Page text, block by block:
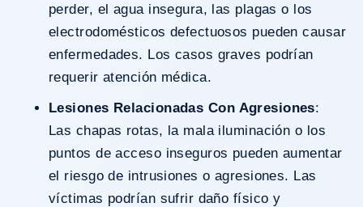
perder, el agua insegura, las plagas o los
electrodomésticos defectuosos pueden causar
enfermedades. Los casos graves podrían
requerir atención médica.
Lesiones Relacionadas Con Agresiones:
Las chapas rotas, la mala iluminación o los
puntos de acceso inseguros pueden aumentar
el riesgo de intrusiones o agresiones. Las
víctimas podrían sufrir daño físico y